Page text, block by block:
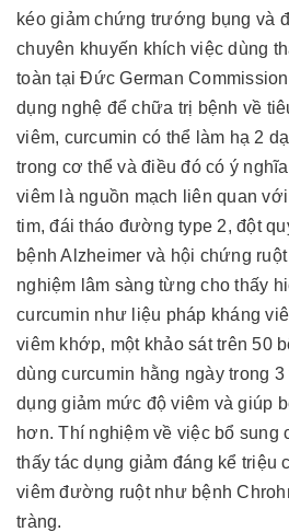
kéo giảm chứng trướng bụng và
chuyên khuyến khích việc dùng
toàn tại Đức German
dụng nghệ để chữa trị bệnh về
viêm, curcumin có thể làm hạ 2
trong cơ thể và điều đó có ý
viêm là nguồn mạch liên quan
tim, đái tháo đường type 2, đột
bệnh Alzheimer và hội chứng
nghiệm lâm sàng từng cho thấy
curcumin như liệu pháp kháng
viêm khớp, một khảo sát trên 50
dùng curcumin hằng ngày trong
dụng giảm mức độ viêm và giúp
hơn. Thí nghiệm về việc bổ sung
thấy tác dụng giảm đáng kể triệu
viêm đường ruột như bệnh
tràng.